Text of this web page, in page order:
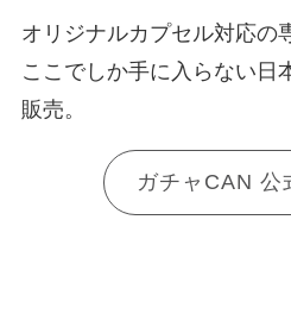
オリジナルカプセル対応の
ここでしか手に入らない日
販売。
ガチャCAN 公